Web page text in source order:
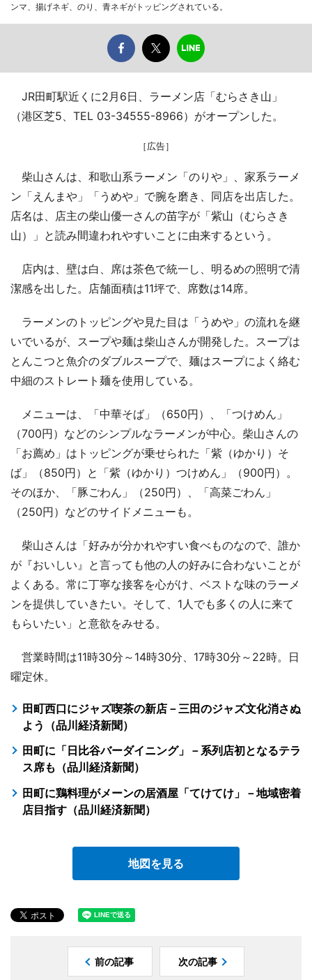
ンマ、揚げネギ、のり、青ネギがトッピングされている。
JR田町駅近くに2月6日、ラーメン店「むらさき山」
（港区芝5、TEL 03-34555-8966）がオープンした。
［広告］
柴山さんは、和歌山系ラーメン「のりや」、家系ラーメ
ン「えんまや」「うめや」で腕を磨き、同店を出店した。
店名は、店主の柴山優一さんの苗字が「紫山（むらさき
山）」と読み間違われやすいことに由来するという。
店内は、壁は白、席は茶色で統一し、明るめの照明で清
潔感を出した。店舗面積は11坪で、席数は14席。
ラーメンのトッピングや見た目は「うめや」の流れを継
いでいるが、スープや麺は柴山さんが開発した。スープは
とんこつと魚介のダブルスープで、麺はスープによく絡む
中細のストレート麺を使用している。
メニューは、「中華そば」（650円）、「つけめん」
（700円）などのシンプルなラーメンが中心。柴山さんの
「お薦め」はトッピングが乗せられた「紫（ゆかり）そ
ば」（850円）と「紫（ゆかり）つけめん」（900円）。
そのほか、「豚ごわん」（250円）、「高菜ごわん」
（250円）などのサイドメニューも。
柴山さんは「好みが分かれやすい食べものなので、誰か
が『おいしい』と言っても他の人の好みに合わないことが
よくある。常に丁寧な接客を心がけ、ベストな味のラーメ
ンを提供していきたい。そして、1人でも多くの人に来て
もらいたい」と意欲をみせる。
営業時間は11時30分～14時30分、17時30分～22時。日
曜定休。
田町西口にジャズ喫茶の新店－三田のジャズ文化消さぬ
よう（品川経済新聞）
田町に「日比谷バーダイニング」－系列店初となるテラ
ス席も（品川経済新聞）
田町に鶏料理がメーンの居酒屋「てけてけ」－地域密着
店目指す（品川経済新聞）
地図を見る
前の記事 次の記事